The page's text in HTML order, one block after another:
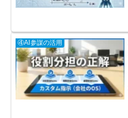
④AI参謀の活用